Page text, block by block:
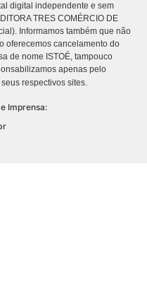
digital independente e sem
TRES COMÉRCIO DE
Informamos também que não
oferecemos cancelamento do
de nome ISTOÉ, tampouco
apenas pelo
seus respectivos sites.
Imprensa: